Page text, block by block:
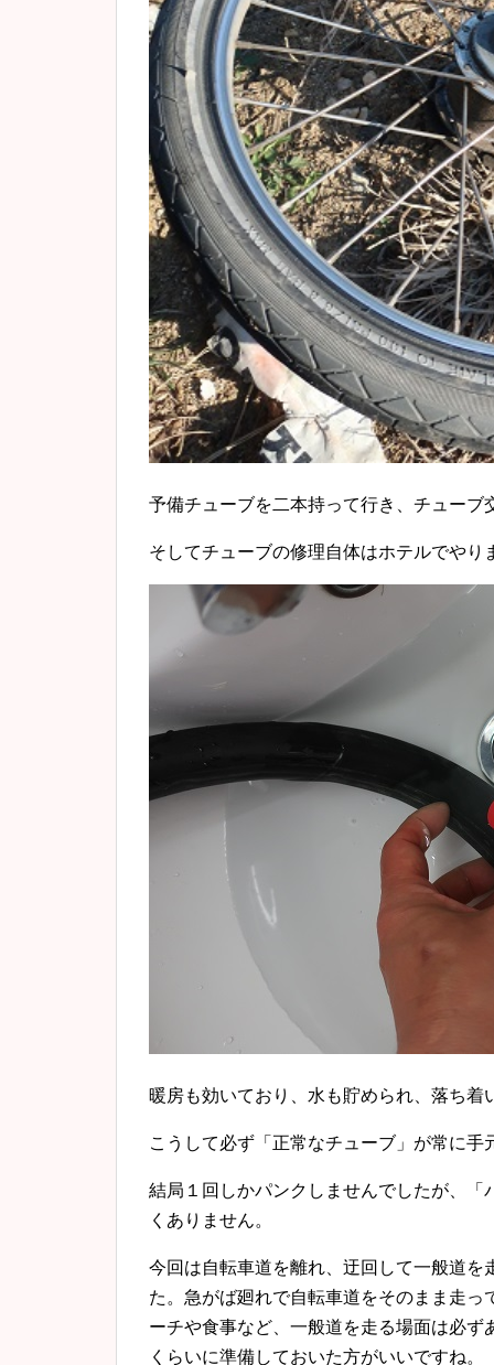
予備チューブを二本持って行き、チューブ
そしてチューブの修理自体はホテルでやり
暖房も効いており、水も貯められ、落ち着
こうして必ず「正常なチューブ」が常に
結局１回しかパンクしませんでしたが、
くありません。
今回は自転車道を離れ、迂回して一般道
た。急がば廻れで自転車道をそのまま走
ーチや食事など、一般道を走る場面は必
くらいに準備しておいた方がいいですね。